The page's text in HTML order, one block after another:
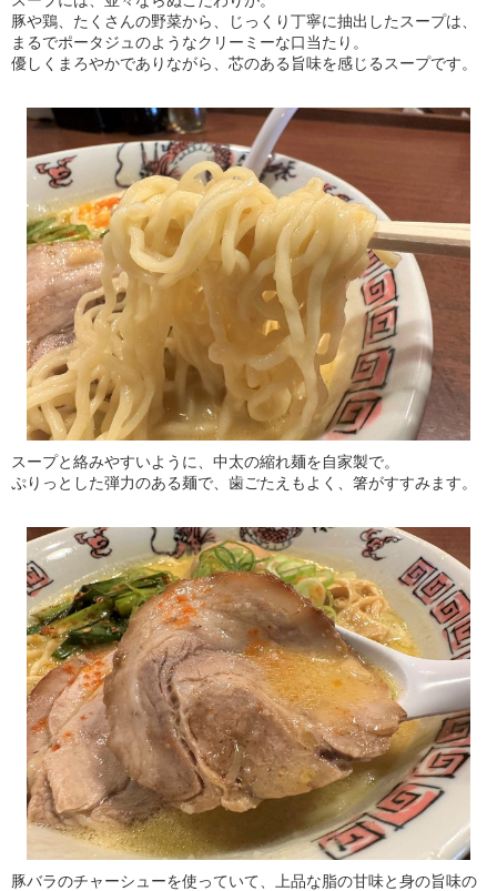
豚や鶏、たくさんの野菜から、じっくり丁寧に抽出したスープは、
まるでポータジュのようなクリーミーな口当たり。
優しくまろやかでありながら、芯のある旨味を感じるスープです。
スープと絡みやすいように、中太の縮れ麺を自家製で。
ぷりっとした弾力のある麺で、歯ごたえもよく、箸がすすみます。
豚バラのチャーシューを使っていて、上品な脂の甘味と身の旨味の